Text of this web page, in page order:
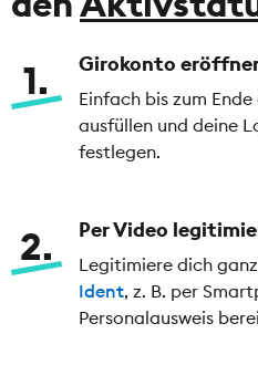
1 Girokonto
Einfach bis zum Ende
ausfüllen und deine
festlegen.
2 Per Video
Legitimiere dich
Ident, z. B. per
Personalausweis